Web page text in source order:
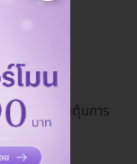
เสบและกระตุ้นการ
ใส